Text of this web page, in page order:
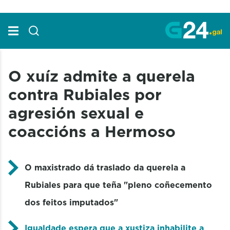
O xuíz admite a querela
contra Rubiales por
agresión sexual e
coaccións a Hermoso
O maxistrado dá traslado da querela a
Rubiales para que teña "pleno coñecemento
dos feitos imputados"